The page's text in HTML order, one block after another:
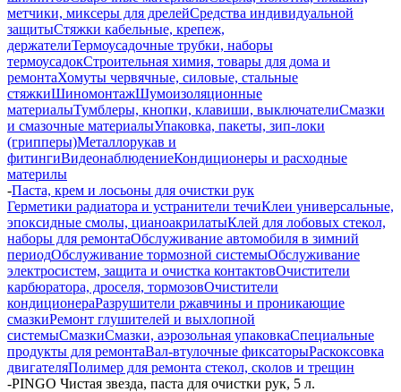
метчики, миксеры для дрелейСредства индивидуальной
защитыСтяжки кабельные, крепеж,
держателиТермоусадочные трубки, наборы
термоусадокСтроительная химия, товары для дома и
ремонтаХомуты червячные, силовые, стальные
стяжкиШиномонтажШумоизоляционные
материалыТумблеры, кнопки, клавиши, выключателиСмазки
и смазочные материалыУпаковка, пакеты, зип-локи
(грипперы)Металлорукав и
фитингиВидеонаблюдениеКондиционеры и расходные
материлы
-Паста, крем и лосьоны для очистки рук
Герметики радиатора и устранители течиКлеи универсальные,
эпоксидные смолы, цианоакрилатыКлей для лобовых стекол,
наборы для ремонтаОбслуживание автомобиля в зимний
периодОбслуживание тормозной системыОбслуживание
электросистем, защита и очистка контактовОчистители
карбюратора, дроселя, тормозовОчистители
кондиционераРазрушители ржавчины и проникающие
смазкиРемонт глушителей и выхлопной
системыСмазкиСмазки, аэрозольная упаковкаСпециальные
продукты для ремонтаВал-втулочные фиксаторыРаскоксовка
двигателяПолимер для ремонта стекол, сколов и трещин
-PINGO Чистая звезда, паста для очистки рук, 5 л.